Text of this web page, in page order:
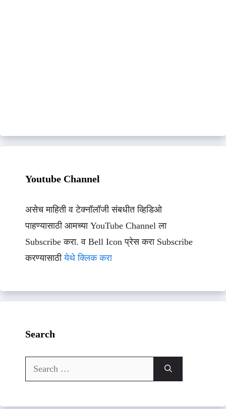
Youtube Channel
असेच माहिती व टेक्नॉलॉजी संबधीत व्हिडिओ
पाहण्यासाठी आमच्या YouTube Channel ला
Subscribe करा. व Bell Icon प्रेस करा Subscribe
करण्यासाठीयेथे क्लिक करा
Search
Search
for: